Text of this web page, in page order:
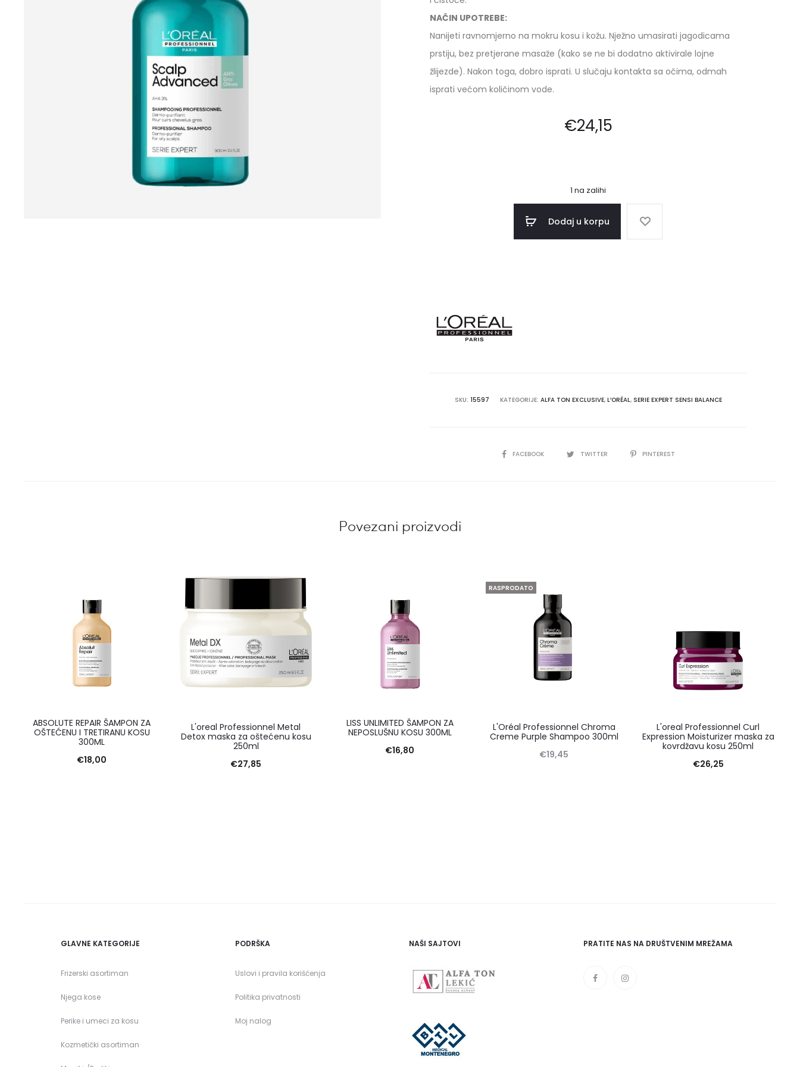
NAČIN UPOTREBE:
Nanijeti ravnomjerno na mokru kosu i kožu. Nježno umasirati jagodicama
prstiju, bez pretjerane masaže (kako se ne bi dodatno aktivirale lojne
žlijezde). Nakon toga, dobro isprati. U slučaju kontakta sa očima, odmah
isprati većom količinom vode.
€24,15
1 na zalihi
Dodaj u korpu
SKU: 15597 KATEGORIJE: ALFA TON EXCLUSIVE, L’ORÉAL, SERIE EXPERT SENSI BALANCE
SHAREFACEBOOK TWITTER PINTEREST
Povezani proizvodi
ABSOLUTE REPAIR ŠAMPON ZA
OŠTEĆENU I TRETIRANU KOSU
300ML
€18,00
L'oreal Professionnel Metal
Detox maska za oštećenu kosu
250ml
€27,85
LISS UNLIMITED ŠAMPON ZA
NEPOSLUŠNU KOSU 300ML
€16,80
RASPRODATO
L'Oréal Professionnel Chroma
Creme Purple Shampoo 300ml
€19,45
L'oreal Professionnel Curl
Expression Moisturizer maska za
kovrdžavu kosu 250ml
€26,25
GLAVNE KATEGORIJE
Frizerski asortiman
Njega kose
Perike i umeci za kosu
Kozmetički asortiman
PODRŠKA
Uslovi i pravila korišćenja
Politika privatnosti
Moj nalog
NAŠI SAJTOVI PRATITE NAS NA DRUŠTVENIM MREŽAMA